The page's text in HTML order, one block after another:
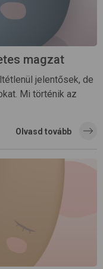
magzat
jelentősek, de
Mi történik az
Olvasd tovább